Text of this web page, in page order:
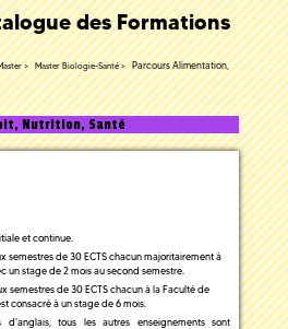
des Formations
Master Biologie-Santé
Parcours Alimentation,
Nutrition, Santé
et continue.
semestres de 30 ECTS chacun majoritairement à
un stage de 2 mois au second semestre.
semestres de 30 ECTS chacun à la Faculté de
consacré à un stage de 6 mois.
d'anglais, tous les autres enseignements sont